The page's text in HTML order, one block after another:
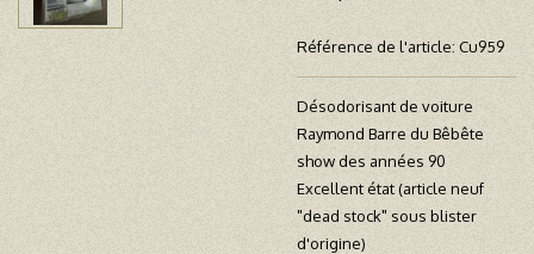
Référence de l'article: Cu959
Désodorisant de voiture
Raymond Barre du Bêbête
show des années 90
Excellent état (article neuf
"dead stock" sous blister
d'origine)